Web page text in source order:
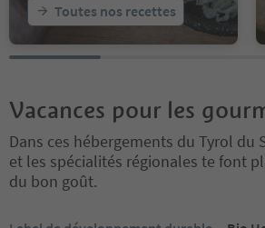
Toutes nos recettes
Vacances pour les
Dans ces hébergements du Tyrol du
et les spécialités régionales te font
du bon goût.
Vous êtes sur un curseur à onglets.